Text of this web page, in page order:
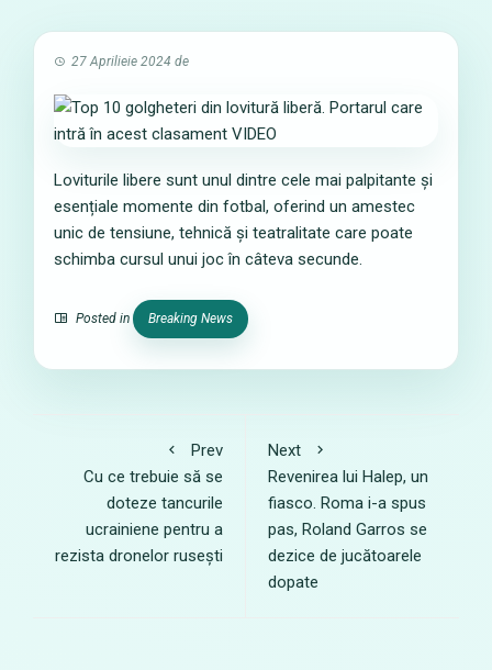
27 Aprilieie 2024 de
Loviturile libere sunt unul dintre cele mai palpitante și
esențiale momente din fotbal, oferind un amestec
unic de tensiune, tehnică și teatralitate care poate
schimba cursul unui joc în câteva secunde.
Posted in Breaking News
Prev
Cu ce trebuie să se
doteze tancurile
ucrainiene pentru a
rezista dronelor rusești
Next
Revenirea lui Halep, un
fiasco. Roma i-a spus
pas, Roland Garros se
dezice de jucătoarele
dopate